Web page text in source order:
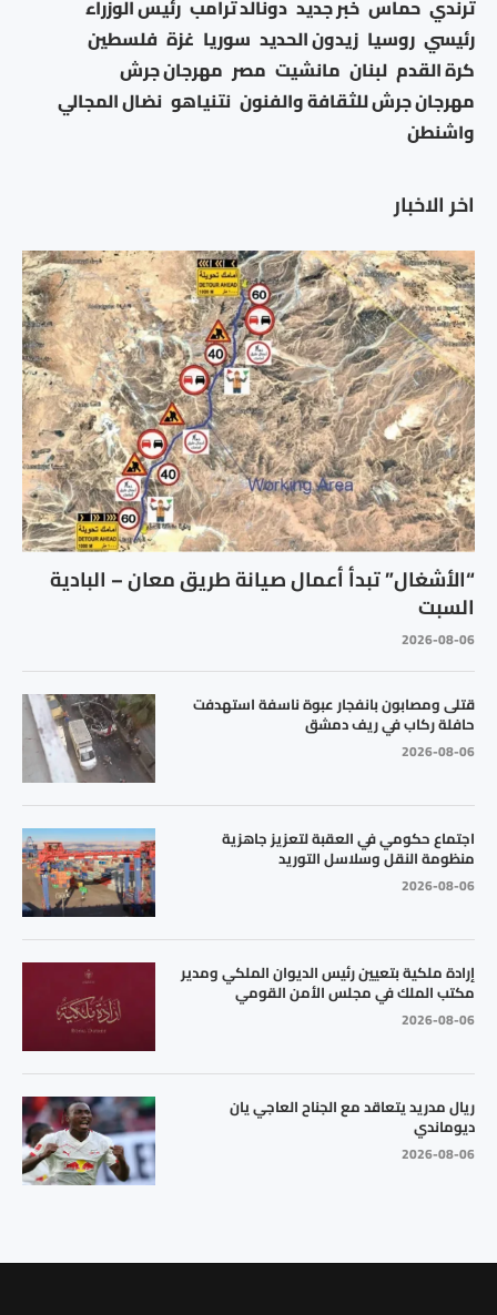
اخر الاخبار
“الأشغال” تبدأ أعمال صيانة طريق معان – البادية
السبت
2026-08-06
قتلى ومصابون بانفجار عبوة ناسفة استهدفت
حافلة ركاب في ريف دمشق
2026-08-06
اجتماع حكومي في العقبة لتعزيز جاهزية
منظومة النقل وسلاسل التوريد
2026-08-06
إرادة ملكية بتعيين رئيس الديوان الملكي ومدير
مكتب الملك في مجلس الأمن القومي
2026-08-06
ريال مدريد يتعاقد مع الجناح العاجي يان
ديوماندي
2026-08-06
ترندي حماس خبر جديد دونالد ترامب رئيس الوزراء
رئيسي روسيا زيدون الحديد سوريا غزة فلسطين
كرة القدم لبنان مانشيت مصر مهرجان جرش
مهرجان جرش للثقافة والفنون نتنياهو نضال المجالي
واشنطن